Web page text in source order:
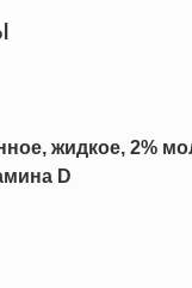
жидкое, 2%
D